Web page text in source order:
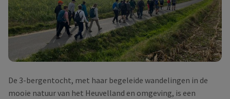
De 3-bergentocht, met haar begeleide wandelingen in de
mooie natuur van het Heuvelland en omgeving, is een